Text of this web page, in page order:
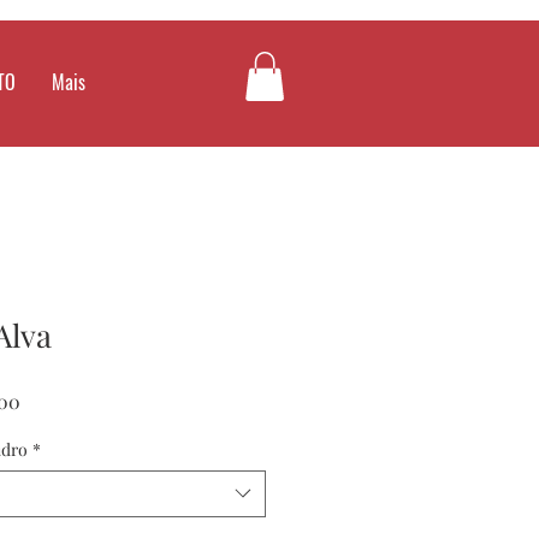
Mais
*